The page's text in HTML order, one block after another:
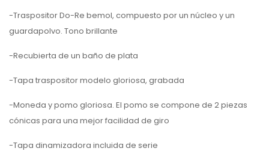
-TraspositorDo-Re bemol, compuesto por un núcleo y un
guardapolvo. Tono brillante
-Recubierta de un baño de plata
-Tapa traspositor modelo gloriosa, grabada
-Moneda y pomo gloriosa. El pomo se compone de 2 piezas
cónicas para una mejor facilidad de giro
-Tapa dinamizadora incluida de serie